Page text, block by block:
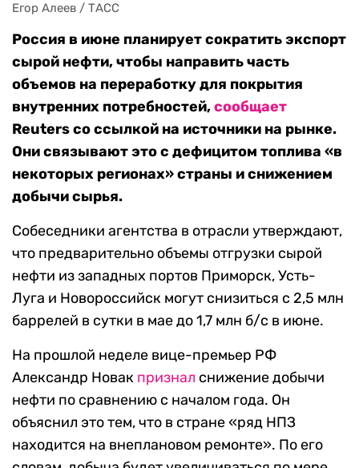
Егор Алеев / ТАСС
Россия в июне планирует сократить экспорт
сырой нефти, чтобы направить часть
объемов на переработку для покрытия
внутренних потребностей,сообщает
Reuters со ссылкой на источники на рынке.
Они связывают это с дефицитом топлива «в
некоторых регионах» страны и снижением
добычи сырья.
Собеседники агентства в отрасли утверждают,
что предварительно объемы отгрузки сырой
нефти из западных портов Приморск, Усть-
Луга и Новороссийск могут снизиться с 2,5 млн
баррелей в сутки в мае до 1,7 млн б/с в июне.
На прошлой неделе вице-премьер РФ
Александр Новак признал снижение добычи
нефти по сравнению с началом года. Он
объяснил это тем, что в стране «ряд НПЗ
находится на внеплановом ремонте». По его